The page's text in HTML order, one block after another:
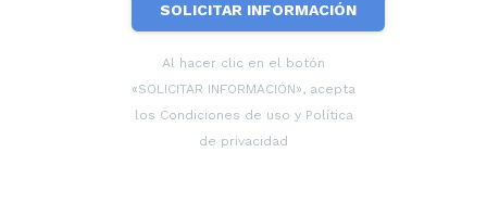
SOLICITAR INFORMACIÓN
Al hacer clic en el botón
«SOLICITAR INFORMACIÓN», acepta
los Condiciones de uso y Política
de privacidad